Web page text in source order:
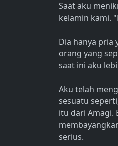
Saat aku
kelamin kami.
Dia hanya pria
orang yang
saat ini aku
Aku telah
sesuatu
itu dari Amagi.
serius.